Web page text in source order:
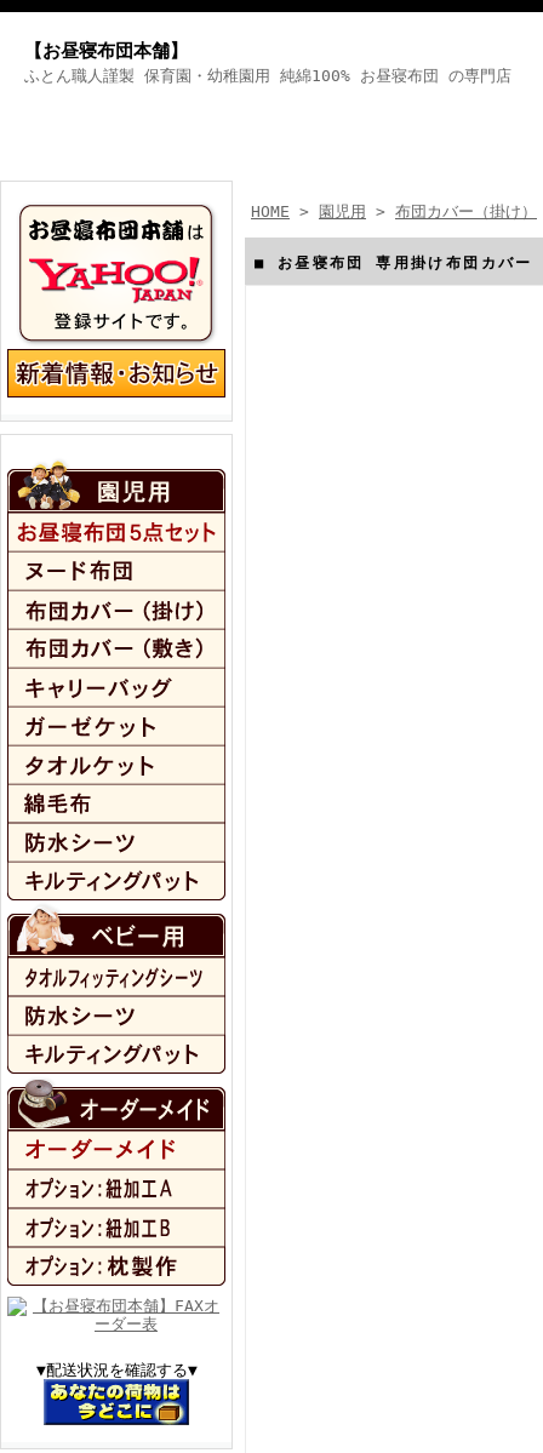
【お昼寝布団本舗】
ふとん職人謹製 保育園・幼稚園用 純綿100% お昼寝布団 の専門店
▼配送状況を確認する▼
HOME > 園児用 > 布団カバー（掛け）
■ お昼寝布団 専用掛け布団カバー